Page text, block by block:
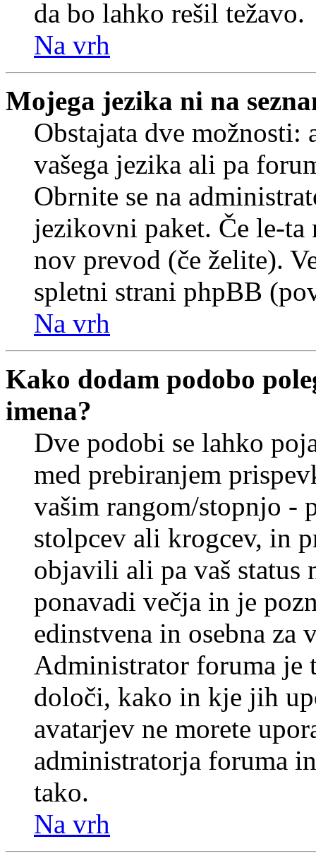
da bo lahko rešil težavo.
Na vrh
Mojega jezika ni na
Obstajata dve
vašega jezika ali pa
Obrnite se na
jezikovni paket. Če le-ta
nov prevod (če želite).
spletni strani phpBB
Na vrh
Kako dodam podobo
imena?
Dve podobi se lahko
med prebiranjem
vašim rangom/stopnjo -
stolpcev ali krogcev, in
objavili ali pa vaš status
ponavadi večja in je
edinstvena in osebna za
Administrator foruma je
določi, kako in kje jih
avatarjev ne morete
administratorja foruma
tako.
Na vrh